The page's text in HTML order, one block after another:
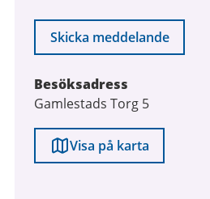
Skicka meddelande
Besöksadress
Gamlestads Torg 5
Visa på karta